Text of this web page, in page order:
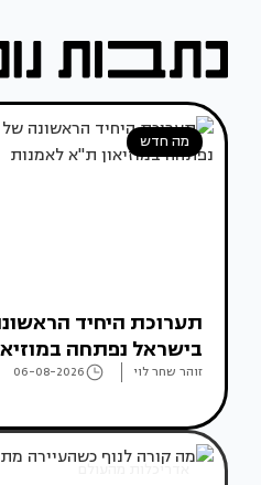
מה חדש
תערוכת היחיד
בישראל נפתחה
זוהר שחר לוי 06-08-2026
אדריכלות מהעולם